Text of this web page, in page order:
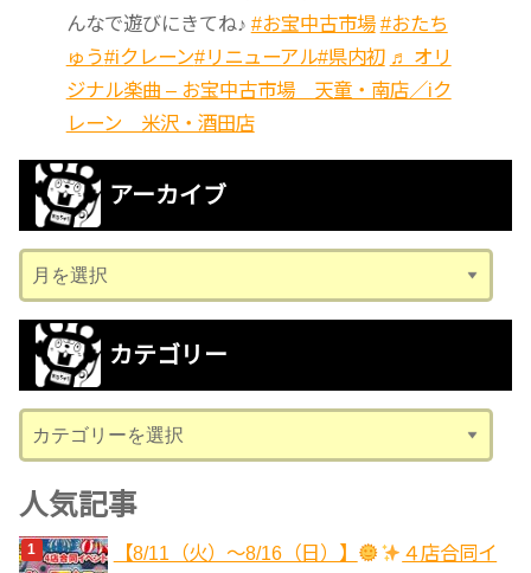
んなで遊びにきてね♪ #お宝中古市場 #おたち
ゅう#iクレーン#リニューアル#県内初 ♬ オリ
ジナル楽曲 – お宝中古市場 天童・南店／iク
レーン 米沢・酒田店
アーカイブ
ー
カ
ブ
カテゴリー
テ
ゴ
リ
ー
人気記事
【8/11（火）～8/16（日）】
４店合同イ